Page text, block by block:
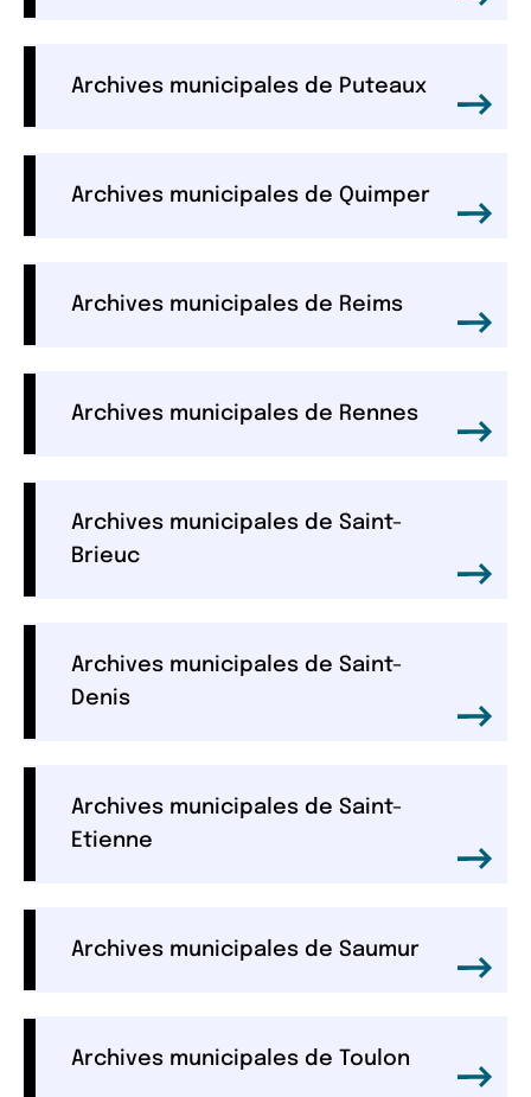
Archives municipales de Puteaux
Archives municipales de Quimper
Archives municipales de Reims
Archives municipales de Rennes
Archives municipales de Saint-
Brieuc
Archives municipales de Saint-
Denis
Archives municipales de Saint-
Etienne
Archives municipales de Saumur
Archives municipales de Toulon